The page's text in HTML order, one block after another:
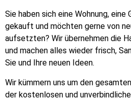
Sie haben sich eine Wohnung, eine
gekauft und möchten gerne von
aufsetzten? Wir übernehmen die
und machen alles wieder frisch,
Sie und Ihre neuen Ideen.
Wir kümmern uns um den
der kostenlosen und